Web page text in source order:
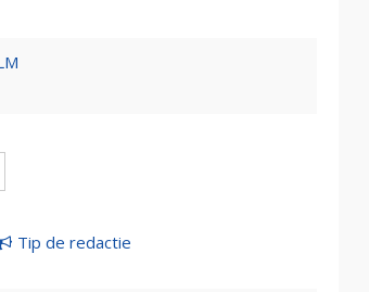
Tip de redactie